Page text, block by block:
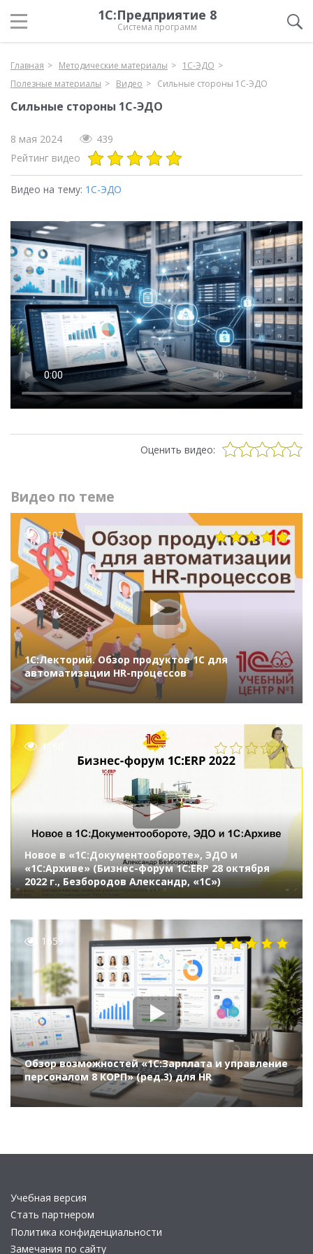
1С:Предприятие 8
Система программ
Главная Методические материалы
1С-ЭДО
Полезные материалы
Видео Сильные стороны 1С-ЭДО
Сильные стороны 1С-ЭДО
8 мая 2024
439
Рейтинг видео
Видео на тему: 1С-ЭДО
Оценить видео:
Видео по теме
1107
1С:Лекторий. Обзор продуктов 1С для
автоматизации HR-процессов
1160
Новое в «1С:Документообороте», ЭДО и
«1С:Архиве» (Бизнес-форум 1С:ERP 28 октября
2022 г., Безбородов Александр, «1С»)
1659
Обзор возможностей «1С:Зарплата и управление
персоналом 8 КОРП» (ред.3) для HR
Учебная версия
Стать партнером
Политика конфиденциальности
Замечания по сайту